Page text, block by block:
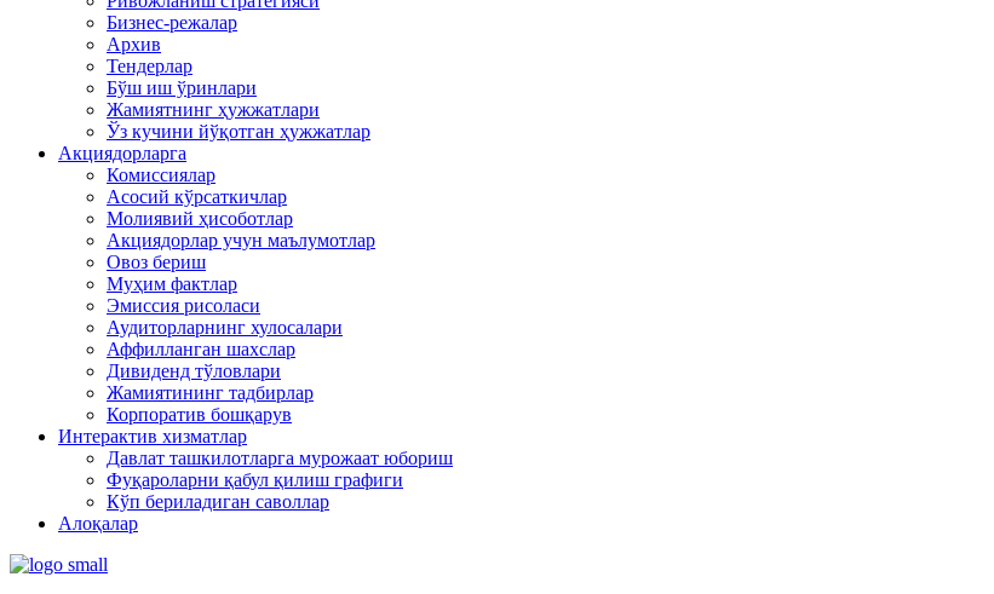
Бизнес-режалар
Архив
Тендерлар
Бўш иш ўринлари
Жамиятнинг ҳужжатлари
Ўз кучини йўқотган ҳужжатлар
Акциядорларга
Комиссиялар
Асосий кўрсаткичлар
Молиявий ҳисоботлар
Акциядорлар учун маълумотлар
Овоз бериш
Муҳим фактлар
Эмиссия рисоласи
Аудиторларнинг хулосалари
Аффилланган шахслар
Дивиденд тўловлари
Жамиятининг тадбирлар
Корпоратив бошқарув
Интерактив хизматлар
Давлат ташкилотларга мурожаат юбориш
Фуқароларни қабул қилиш графиги
Кўп бериладиган саволлар
Алоқалар